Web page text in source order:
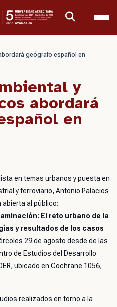
geógrafo español en
y
abordará
en
en temas urbanos y puesta en
y ferroviario, Antonio Palacios
abierta al público:
El reto urbano de la
y resultados de los casos
29 de agosto desde de las
de Estudios del Desarrollo
ubicado en Cochrane 1056,
realizados en torno a la